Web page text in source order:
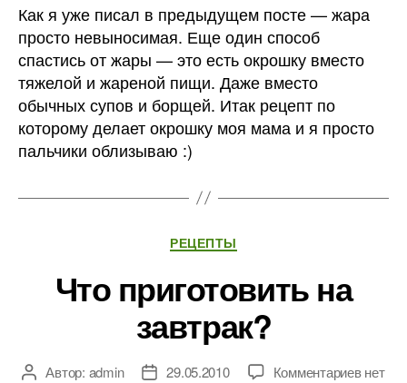
Как я уже писал в предыдущем посте — жара
просто невыносимая. Еще один способ
спастись от жары — это есть окрошку вместо
тяжелой и жареной пищи. Даже вместо
обычных супов и борщей. Итак рецепт по
которому делает окрошку моя мама и я просто
пальчики облизываю :)
Рубрики
РЕЦЕПТЫ
Что приготовить на
завтрак?
АвторАвтор: admin
Дата29.05.2010 Комментариевк
нет